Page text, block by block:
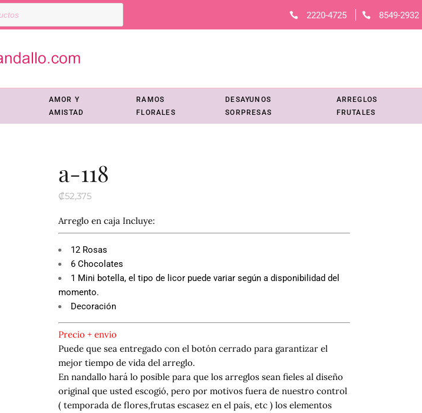
2220-4725 8549-2932
AMOR Y
AMISTAD
RAMOS
FLORALES
DESAYUNOS
SORPRESAS
ARREGLOS
FRUTALES
a-118
₡52,375
Arreglo en caja Incluye:
12 Rosas
6 Chocolates
1 Mini botella, el tipo de licor puede variar según a disponibilidad del
momento.
Decoración
Precio + envio
Puede que sea entregado con el botón cerrado para garantizar el
mejor tiempo de vida del arreglo.
En nandallo hará lo posible para que los arreglos sean fieles al diseño
original que usted escogió, pero por motivos fuera de nuestro control
( temporada de flores,frutas escasez en el país, etc ) los elementos